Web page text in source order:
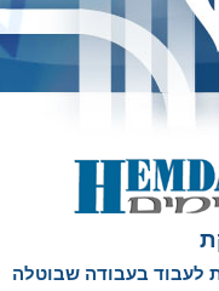
לעבוד בעבודה שבוטלה